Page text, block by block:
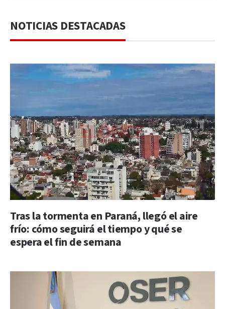
NOTICIAS DESTACADAS
Tras la tormenta en Paraná, llegó el aire
frío: cómo seguirá el tiempo y qué se
espera el fin de semana